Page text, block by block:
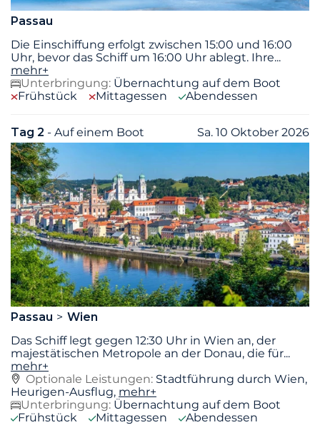
Passau
Die Einschiffung erfolgt zwischen 15:00 und 16:00
Uhr, bevor das Schiff um 16:00 Uhr ablegt. Ihre...
mehr+
Unterbringung: Übernachtung auf dem Boot
Frühstück
Mittagessen Abendessen
Tag 2 - Auf einem Boot Sa. 10 Oktober 2026
Passau
Wien
Das Schiff legt gegen 12:30 Uhr in Wien an, der
majestätischen Metropole an der Donau, die für...
mehr+
Optionale Leistungen: Stadtführung durch Wien,
Heurigen-Ausflug, mehr+
Unterbringung: Übernachtung auf dem Boot
Frühstück
Mittagessen Abendessen